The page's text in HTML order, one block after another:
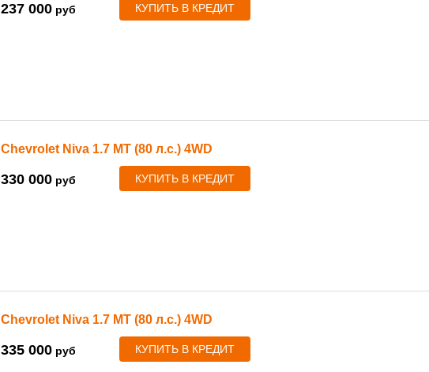
237 000 руб КУПИТЬ В КРЕДИТ
Chevrolet Niva 1.7 MT (80 л.с.) 4WD
330 000 руб КУПИТЬ В КРЕДИТ
Chevrolet Niva 1.7 MT (80 л.с.) 4WD
335 000 руб КУПИТЬ В КРЕДИТ